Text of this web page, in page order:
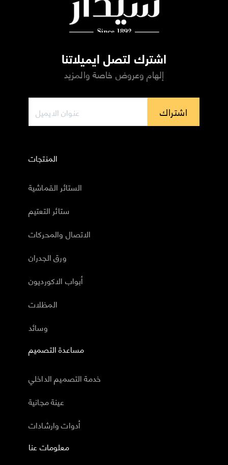
اشترك لتصل ايميلاتنا
إلهام وعروض خاصة والمزيد
اشتراك
المنتجات
الستائر القماشية
ستائر التعتيم
الاتصال والمحركات
ورق الجدران
أبواب الاكورديون
المظلات
وسائد
مساعدة التصميم
خدمة التصميم الداخلي
عينة مجانية
أدوات وارشادات
معلومات عنا